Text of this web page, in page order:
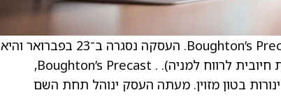
. NWPX Infrastructure (NWPX) הודיעו כי רכשו את Boughton’s Precast. העסקה נסגרה ב־23 בפברואר והיא
מצפה להגדיל באופן מיידי את רווחי NWPX (להיות מדוללת חיובית לרווח למניה). . Boughton’s Precast,
בטון מזוין. מעתה העסק ינוהל תחת השם